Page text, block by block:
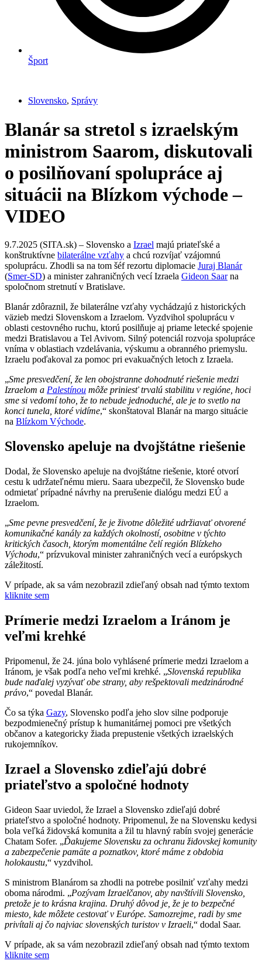
Šport
Slovensko, Správy
Blanár sa stretol s izraelským
ministrom Saarom, diskutovali
o posilňovaní spolupráce aj
situácii na Blízkom východe –
VIDEO
9.7.2025 (SITA.sk) – Slovensko a Izrael majú priateľské a
konštruktívne bilaterálne vzťahy a chcú rozvíjať vzájomnú
spoluprácu. Zhodli sa na tom šéf rezortu diplomacie Juraj Blanár
(Smer-SD) a minister zahraničných vecí Izraela Gideon Saarna
spoločnom stretnutí v Bratislave.
Blanár zdôraznil, že bilaterálne vzťahy vychádzajú z historických
väzieb medzi Slovenskom a Izraelom. Vyzdvihol spoluprácu v
oblasti cestovného ruchu, ktorú posilňuje aj priame letecké spojenie
medzi Bratislavou a Tel Avivom. Silný potenciál rozvoja spolupráce
vníma v oblastiach vzdelávania, výskumu a obranného priemyslu.
Izraelu poďakoval za pomoc pri evakuačných letoch z Izraela.
„Sme presvedčení, že len obojstranne dohodnuté riešenie medzi
Izraelom a Palestínou môže priniesť trvalú stabilitu v regióne, hoci
sme si vedomí toho, že to nebude jednoduché, ale je to svetlo na
konci tunela, ktoré vidíme,“ skonštatoval Blanár na margo situácie
na Blízkom Východe.
Slovensko apeluje na dvojštátne riešenie
Dodal, že Slovensko apeluje na dvojštátne riešenie, ktoré otvorí
cestu k udržateľnému mieru. Saara ubezpečil, že Slovensko bude
odmietať prípadné návrhy na prerušenie dialógu medzi EÚ a
Izraelom.
„Sme pevne presvedčení, že je životne dôležité udržiavať otvorené
komunikačné kanály za každých okolností, osobitne v týchto
kritických časoch, ktorým momentálne čelí región Blízkeho
Východu,“ prízvukoval minister zahraničných vecí a európskych
záležitostí.
V prípade, ak sa vám nezobrazil zdieľaný obsah nad týmto textom
kliknite sem
Prímerie medzi Izraelom a Iránom je
veľmi krehké
Pripomenul, že 24. júna bolo vyhlásené prímerie medzi Izraelom a
Iránom, je však podľa neho veľmi krehké. „Slovenská republika
bude naďalej vyzývať obe strany, aby rešpektovali medzinárodné
právo,“ povedal Blanár.
Čo sa týka Gazy, Slovensko podľa jeho slov silne podporuje
bezpodmienečný prístup k humanitárnej pomoci pre všetkých
občanov a kategoricky žiada prepustenie všetkých izraelských
rukojemníkov.
Izrael a Slovensko zdieľajú dobré
priateľstvo a spoločné hodnoty
Gideon Saar uviedol, že Izrael a Slovensko zdieľajú dobré
priateľstvo a spoločné hodnoty. Pripomenul, že na Slovensku kedysi
bola veľká židovská komunita a žil tu hlavný rabín svojej generácie
Chatam Sofer. „Ďakujeme Slovensku za ochranu židovskej komunity
a zabezpečenie pamäte a poznatkov, ktoré máme z obdobia
holokaustu,“ vyzdvihol.
S ministrom Blanárom sa zhodli na potrebe posilniť vzťahy medzi
oboma národmi. „Pozývam Izraelčanov, aby navštívili Slovensko,
pretože je to krásna krajina. Druhý dôvod je, že je to bezpečné
miesto, kde môžete cestovať v Európe. Samozrejme, radi by sme
privítali aj čo najviac slovenských turistov v Izraeli,“ dodal Saar.
V prípade, ak sa vám nezobrazil zdieľaný obsah nad týmto textom
kliknite sem